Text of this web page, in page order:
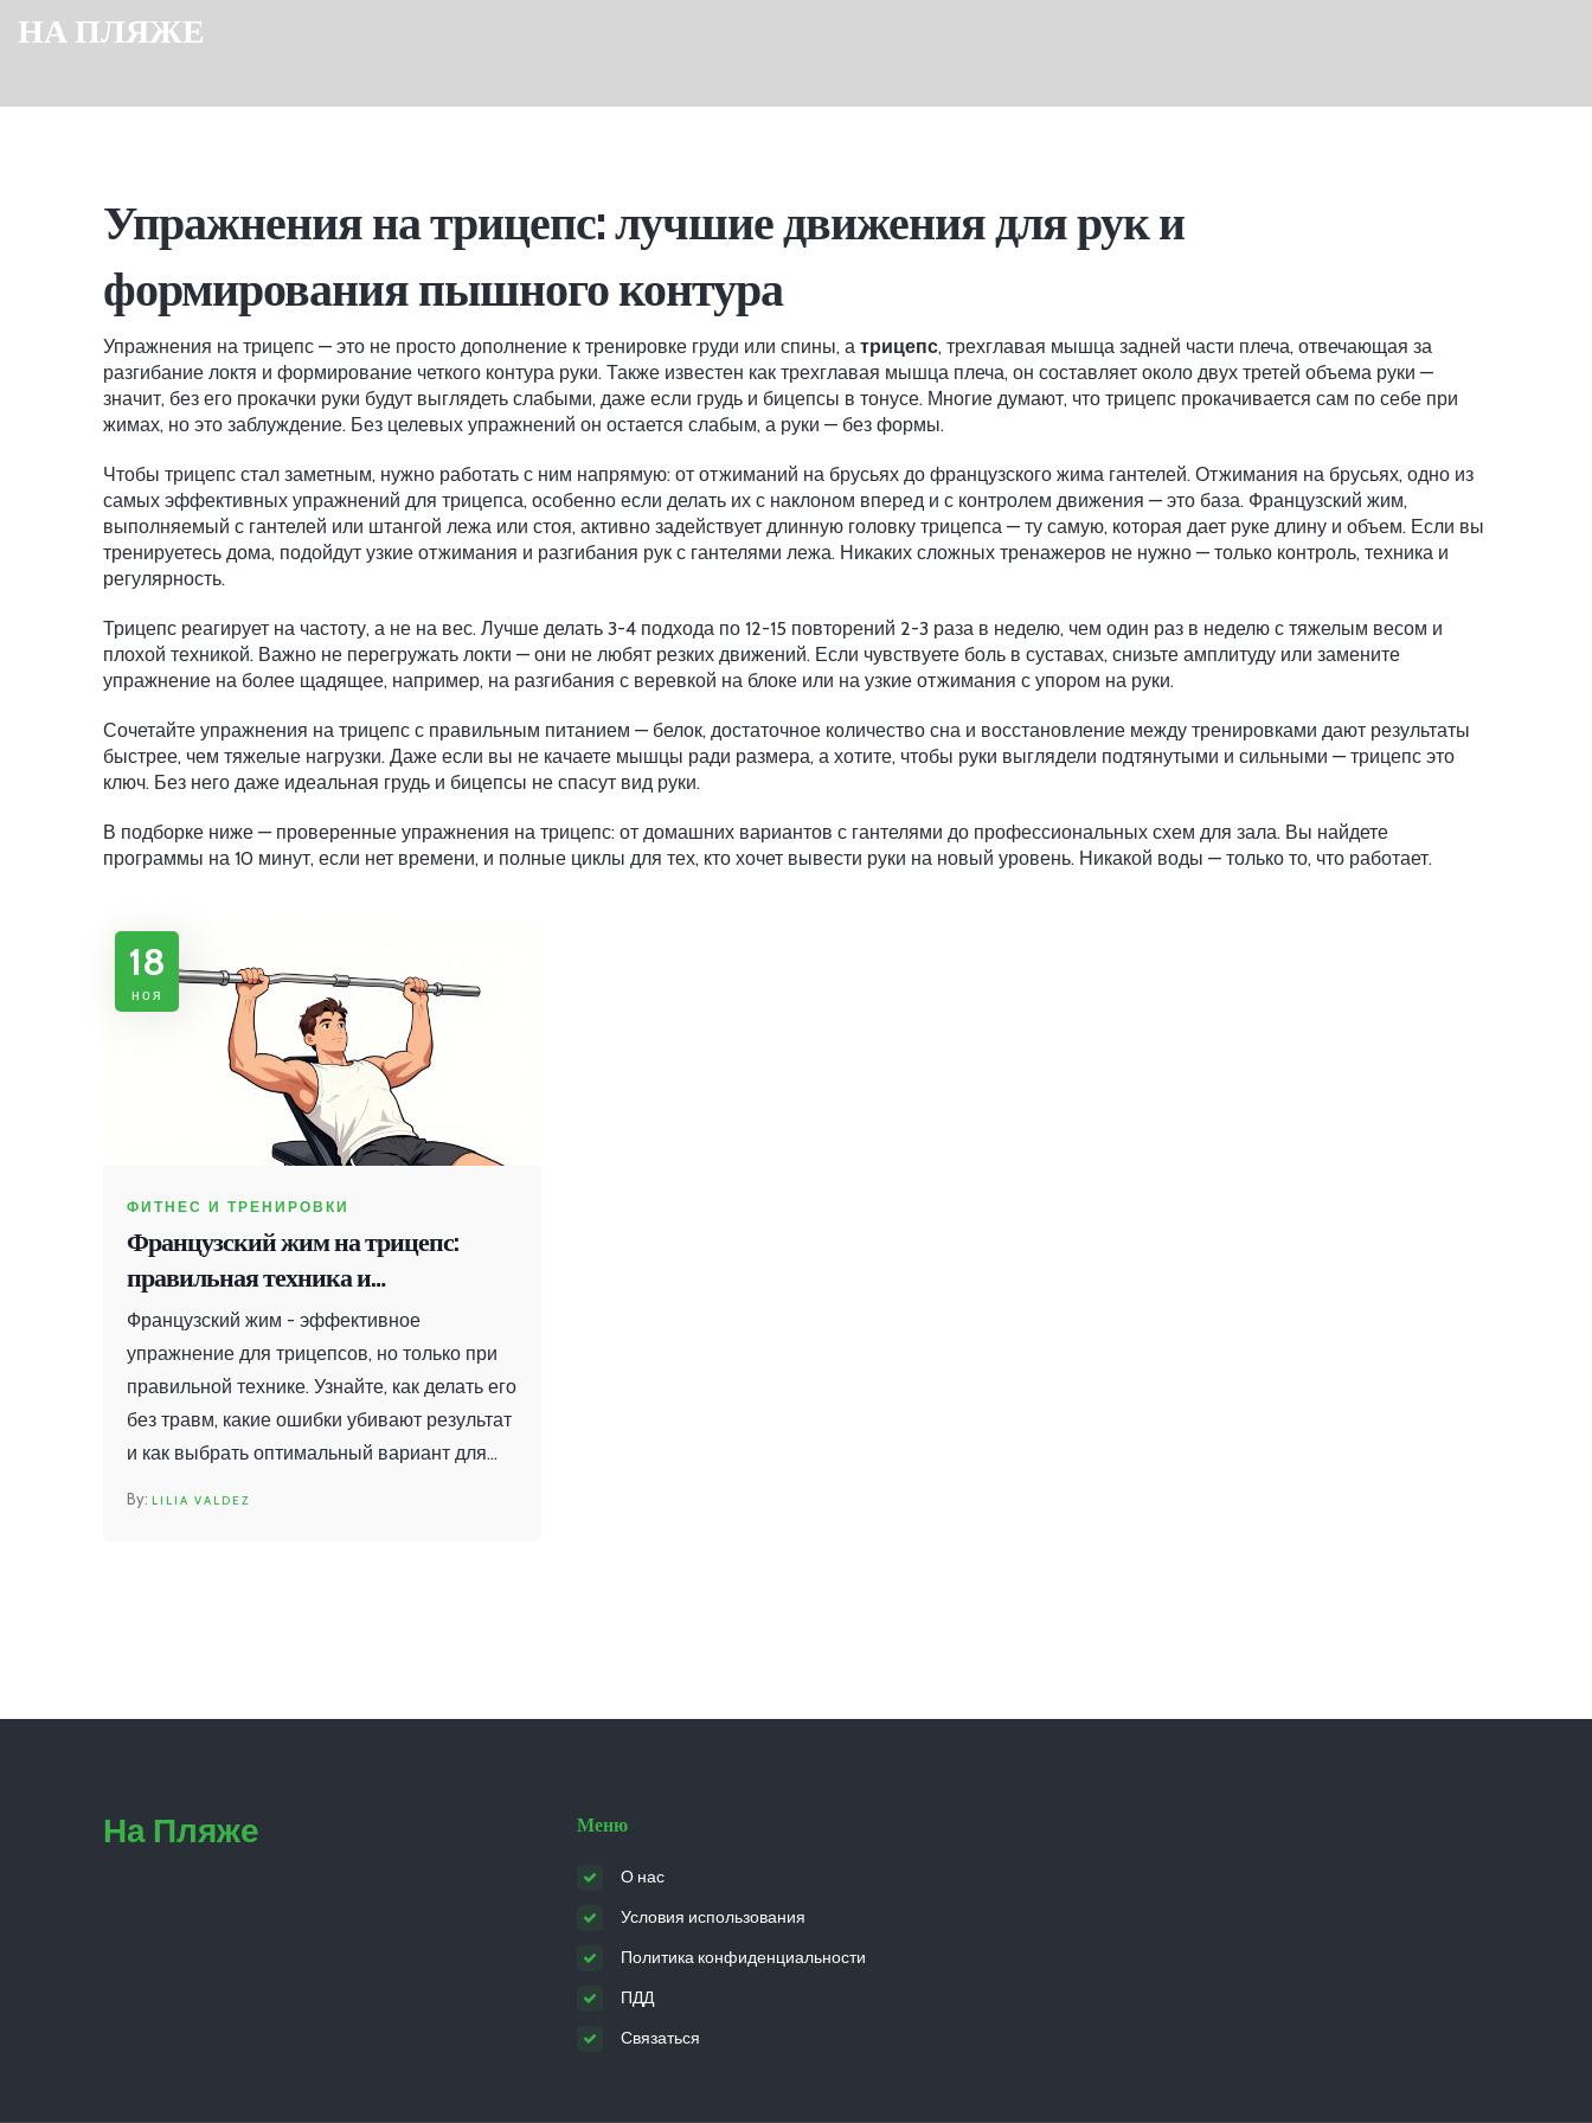
НА ПЛЯЖЕ
Упражнения на трицепс: лучшие движения для рук и
формирования пышного контура
Упражнения на трицепс — это не просто дополнение к тренировке груди или спины, а трицепс, трехглавая мышца задней части плеча, отвечающая за
разгибание локтя и формирование четкого контура руки. Также известен как трехглавая мышца плеча, он составляет около двух третей объема руки —
значит, без его прокачки руки будут выглядеть слабыми, даже если грудь и бицепсы в тонусе. Многие думают, что трицепс прокачивается сам по себе при
жимах, но это заблуждение. Без целевых упражнений он остается слабым, а руки — без формы.
Чтобы трицепс стал заметным, нужно работать с ним напрямую: от отжиманий на брусьях до французского жима гантелей. Отжимания на брусьях, одно из
самых эффективных упражнений для трицепса, особенно если делать их с наклоном вперед и с контролем движения — это база. Французский жим,
выполняемый с гантелей или штангой лежа или стоя, активно задействует длинную головку трицепса — ту самую, которая дает руке длину и объем. Если вы
тренируетесь дома, подойдут узкие отжимания и разгибания рук с гантелями лежа. Никаких сложных тренажеров не нужно — только контроль, техника и
регулярность.
Трицепс реагирует на частоту, а не на вес. Лучше делать 3-4 подхода по 12-15 повторений 2-3 раза в неделю, чем один раз в неделю с тяжелым весом и
плохой техникой. Важно не перегружать локти — они не любят резких движений. Если чувствуете боль в суставах, снизьте амплитуду или замените
упражнение на более щадящее, например, на разгибания с веревкой на блоке или на узкие отжимания с упором на руки.
Сочетайте упражнения на трицепс с правильным питанием — белок, достаточное количество сна и восстановление между тренировками дают результаты
быстрее, чем тяжелые нагрузки. Даже если вы не качаете мышцы ради размера, а хотите, чтобы руки выглядели подтянутыми и сильными — трицепс это
ключ. Без него даже идеальная грудь и бицепсы не спасут вид руки.
В подборке ниже — проверенные упражнения на трицепс: от домашних вариантов с гантелями до профессиональных схем для зала. Вы найдете
программы на 10 минут, если нет времени, и полные циклы для тех, кто хочет вывести руки на новый уровень. Никакой воды — только то, что работает.
18
ноя
ФИТНЕС И ТРЕНИРОВКИ
Французский жим на трицепс:
правильная техника и
распространенные ошибки в
тренажерном зале
Французский жим - эффективное
упражнение для трицепсов, но только при
правильной технике. Узнайте, как делать его
без травм, какие ошибки убивают результат
и как выбрать оптимальный вариант для
LILIA VALDEZ
На Пляже Меню
О нас
Условия использования
Политика конфиденциальности
ПДД
Связаться